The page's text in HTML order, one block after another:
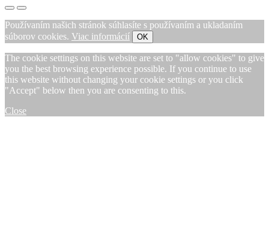
Používaním našich stránok súhlasíte s používaním a ukladaním
súborov cookies. Viac informácií OK
The cookie settings on this website are set to "allow cookies" to give
you the best browsing experience possible. If you continue to use
this website without changing your cookie settings or you click
"Accept" below then you are consenting to this.
Close